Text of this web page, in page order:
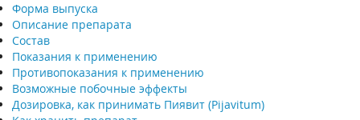
Форма выпуска
Описание препарата
Состав
Показания к применению
Противопоказания к применению
Возможные побочные эффекты
Дозировка, как принимать Пиявит (Pijavitum)